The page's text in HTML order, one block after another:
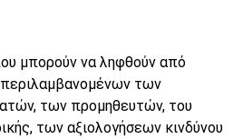
μπορούν να ληφθούν από
των
των προμηθευτών, του
των αξιολογήσεων κινδύνου